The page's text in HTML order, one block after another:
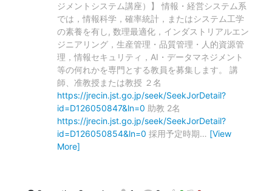
ジメントシステム講座）】 情報・経営システム系
では，情報科学，確率統計，またはシステム工学
の素養を有し, 数理最適化，インダストリアルエン
ジニアリング，生産管理・品質管理・人的資源管
理，情報セキュリティ，AI・データマネジメント
等の何れかを専門とする教員を募集します。 講
師、准教授または教授 ２名
https://jrecin.jst.go.jp/seek/SeekJorDetail?
id=D126050847&ln=0 助教 2名
https://jrecin.jst.go.jp/seek/SeekJorDetail?
id=D126050854&ln=0 採用予定時期… [View
More]